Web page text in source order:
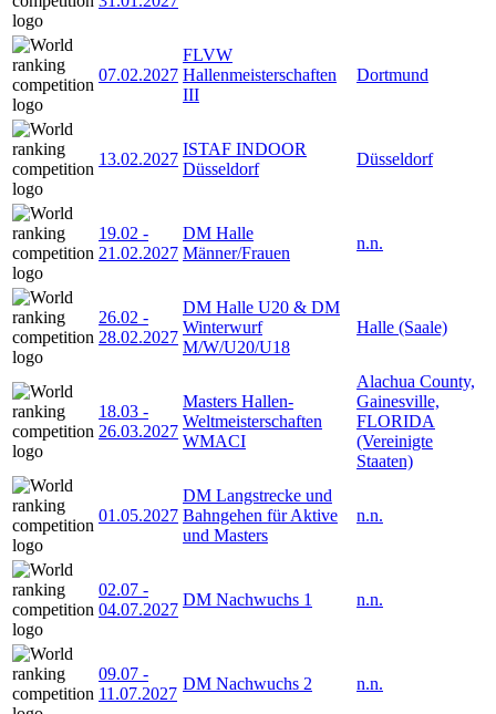
07.02.2027
FLVW
Hallenmeisterschaften
III
Dortmund
13.02.2027
ISTAF INDOOR
Düsseldorf
Düsseldorf
19.02 -
21.02.2027
DM Halle
Männer/Frauen
n.n.
26.02 -
28.02.2027
DM Halle U20 & DM
Winterwurf
M/W/U20/U18
Halle (Saale)
18.03 -
26.03.2027
Masters Hallen-
Weltmeisterschaften
WMACI
Alachua County,
Gainesville,
FLORIDA
(Vereinigte
Staaten)
01.05.2027
DM Langstrecke und
Bahngehen für Aktive
und Masters
n.n.
02.07 -
04.07.2027
DM Nachwuchs 1 n.n.
09.07 -
11.07.2027
DM Nachwuchs 2 n.n.